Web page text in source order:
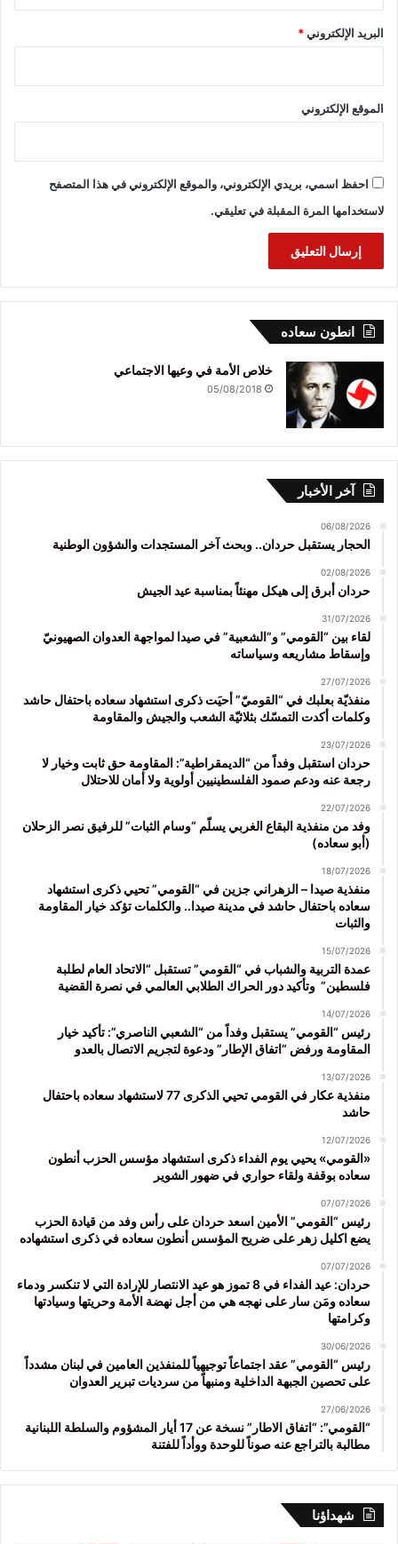
البريد الإلكتروني*
الموقع الإلكتروني
احفظ اسمي، بريدي الإلكتروني، والموقع الإلكتروني في هذا المتصفح
لاستخدامها المرة المقبلة في تعليقي.
انطون سعاده
خلاص الأمة في وعيها الاجتماعي
05/08/2018
آخر الأخبار
06/08/2026
الحجار يستقبل حردان.. وبحث آخر المستجدات والشؤون الوطنية
02/08/2026
حردان أبرق إلى هيكل مهنئاً بمناسبة عيد الجيش
31/07/2026
لقاء بين “القومي” و”الشعبية” في صيدا لمواجهة العدوان الصهيونيّ
وإسقاط مشاريعه وسياساته
27/07/2026
منفذيّة بعلبك في “القوميّ” أحيَت ذكرى استشهاد سعاده باحتفال حاشد
وكلمات أكدت التمسّك بثلاثيّة الشعب والجيش والمقاومة
23/07/2026
حردان استقبل وفداً من “الديمقراطية”: المقاومة حق ثابت وخيار لا
رجعة عنه ودعم صمود الفلسطينيين أولوية ولا أمان للاحتلال
22/07/2026
وفد من منفذية البقاع الغربي يسلّم “وسام الثبات” للرفيق نصر الزحلان
(أبو سعاده)
18/07/2026
منفذية صيدا – الزهراني جزين في “القومي” تحيي ذكرى استشهاد
سعاده باحتفال حاشد في مدينة صيدا.. والكلمات تؤكد خيار المقاومة
والثبات
15/07/2026
عمدة التربية والشباب في “القومي” تستقبل “الاتحاد العام لطلبة
فلسطين” وتأكيد دور الحراك الطلابي العالمي في نصرة القضية
14/07/2026
رئيس “القومي” يستقبل وفداً من “الشعبي الناصري”: تأكيد خيار
المقاومة ورفض “اتفاق الإطار” ودعوة لتجريم الاتصال بالعدو
13/07/2026
منفذية عكار في القومي تحيي الذكرى 77 لاستشهاد سعاده باحتفال
حاشد
12/07/2026
«القومي» يحيي يوم الفداء ذكرى استشهاد مؤسس الحزب أنطون
سعاده بوقفة ولقاء حواري في ضهور الشوير
07/07/2026
رئيس “القومي” الأمين اسعد حردان على رأس وفد من قيادة الحزب
يضع اكليل زهر على ضريح المؤسس أنطون سعاده في ذكرى استشهاده
07/07/2026
حردان: عيد الفداء في 8 تموز هو عيد الانتصار للإرادة التي لا تنكسر ودماء
سعاده ومَن سار على نهجه هي من أجل نهضة الأمة وحريتها وسيادتها
وكرامتها
30/06/2026
رئيس “القومي” عقد اجتماعاً توجيهياً للمنفذين العامين في لبنان مشدداً
على تحصين الجبهة الداخلية ومنبهاً من سرديات تبرير العدوان
27/06/2026
“القومي”: “اتفاق الاطار” نسخة عن 17 أيار المشؤوم والسلطة اللبنانية
مطالبة بالتراجع عنه صوناً للوحدة ووأداً للفتنة
شهداؤنا